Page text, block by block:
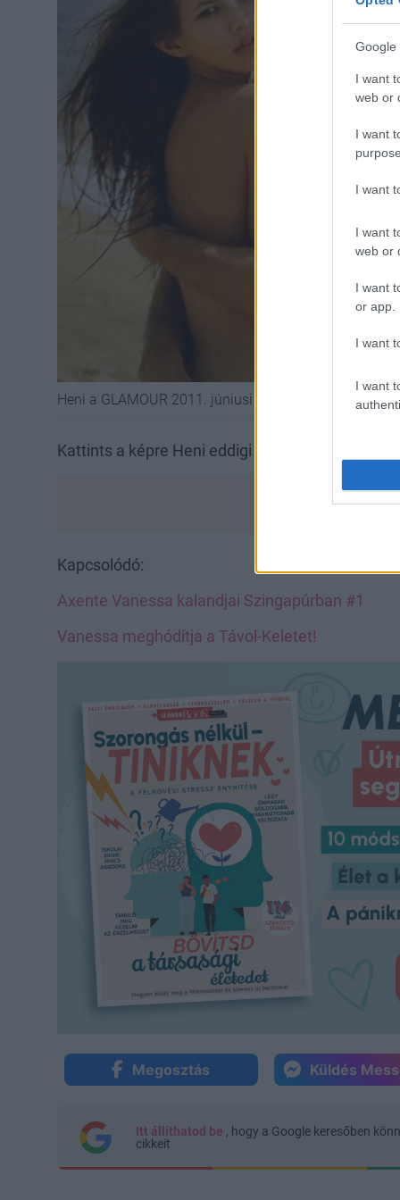
Google
I want
web or
I want
I want
I want
web or
I want
or app.
I want
I want
Heni a GLAMOUR 2011. júniusi számában - Fotó:
Kattints a képre Heni eddigi legfontosabb
Kapcsolódó:
Axente Vanessa kalandjai Szingapúrban #1
Vanessa meghódítja a Távol-Keletet!
Megosztás Küldés
Itt állíthatod be , hogy a Google keresőben
cikkeit